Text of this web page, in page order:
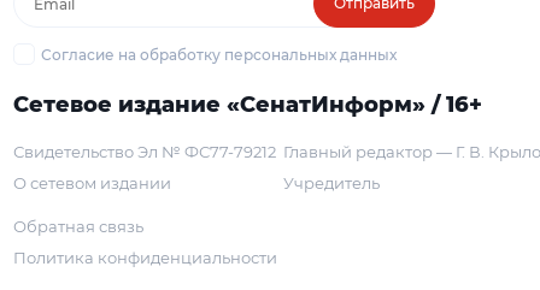
Согласие на обработку персональных данных
Сетевое издание «СенатИнформ» / 16+
Свидетельство Эл № ФС77-79212
О сетевом издании
Главный редактор — Г. В.
Учредитель
Обратная связь
Политика конфиденциальности